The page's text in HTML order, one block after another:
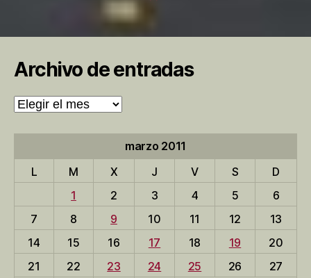
Archivo de entradas
Archivo
de
marzo 2011
L
M X J V S
D
1
2 3 4 5
6
7
8 9 10 11 12
13
14
15 16 17 18 19
20
21
22 23 24 25 26
27